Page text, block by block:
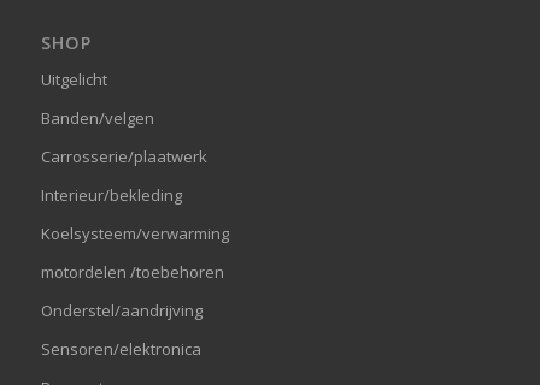
SHOP
Uitgelicht
Banden/velgen
Carrosserie/plaatwerk
Interieur/bekleding
Koelsysteem/verwarming
motordelen /toebehoren
Onderstel/aandrijving
Sensoren/elektronica